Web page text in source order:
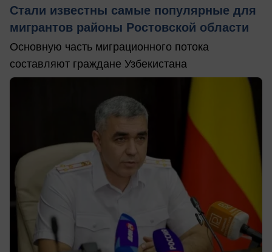
Стали известны самые популярные для
мигрантов районы Ростовской области
Основную часть миграционного потока
составляют граждане Узбекистана